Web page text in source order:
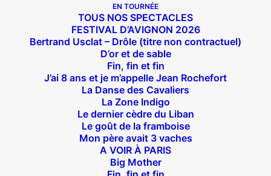
EN TOURNÉE
TOUS NOS SPECTACLES
FESTIVAL D’AVIGNON 2026
Bertrand Usclat – Drôle (titre non contractuel)
D’or et de sable
Fin, fin et fin
J’ai 8 ans et je m’appelle Jean Rochefort
La Danse des Cavaliers
La Zone Indigo
Le dernier cèdre du Liban
Le goût de la framboise
Mon père avait 3 vaches
A VOIR À PARIS
Big Mother
Suivez nous !